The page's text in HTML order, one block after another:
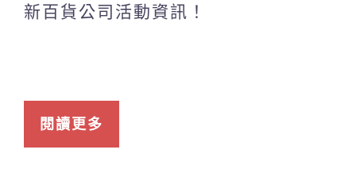
新百貨公司活動資訊！
閱讀更多